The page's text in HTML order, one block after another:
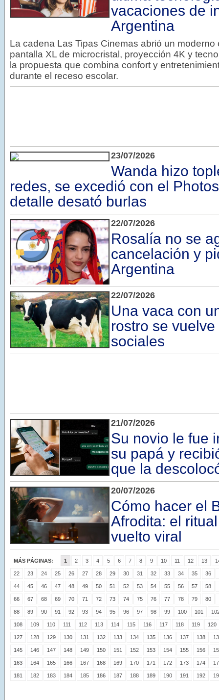
vacaciones de
Argentina
La cadena Las Tipas Cinemas abrió un
pantalla XL de microcristal, proyección 4K y
la propuesta que combina confort y
durante el receso escolar.
23/07/2026
Wanda hizo
redes, se excedió con el
detalle desató burlas
22/07/2026
Rosalía no se
cancelación y
Argentina
22/07/2026
Una vaca con
rostro se
sociales
21/07/2026
Su novio le fue
su papá y
que la
20/07/2026
Cómo hacer el
Afrodita: el
vuelto viral
MÁS PÁGINAS: 1 2 3 4 5 6 7 8 9 10 11 12 13
22 23 24 25 26 27 28 29 30 31 32 33 34 35 36
44 45 46 47 48 49 50 51 52 53 54 55 56 57 58
66 67 68 69 70 71 72 73 74 75 76 77 78 79 80
88 89 90 91 92 93 94 95 96 97 98 99 100 101
108 109 110 111 112 113 114 115 116 117 118 119 120
127 128 129 130 131 132 133 134 135 136 137 138
145 146 147 148 149 150 151 152 153 154 155 156
163 164 165 166 167 168 169 170 171 172 173 174
181 182 183 184 185 186 187 188 189 190 191 192